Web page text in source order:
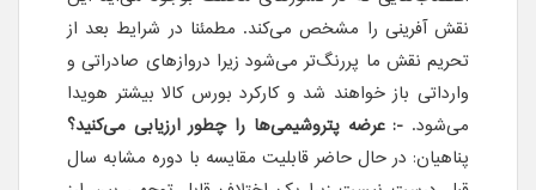
نقش آفرینی را مشخص می‌کند. مطمئنا در شرایط بعد از
تحریم نقش ما پررنگ‌تر می‌شود زیرا دروازهای صادراتی و
وارداتی باز خواهند شد و کارکرد بورس کالا بیشتر هویدا
می‌شود. -: عرضه پتروشیمی‌ها را چطور ارزیابی می‌کنید؟
پناهیان: در حال حاضر قابلیت مقایسه با دوره مشابه سال